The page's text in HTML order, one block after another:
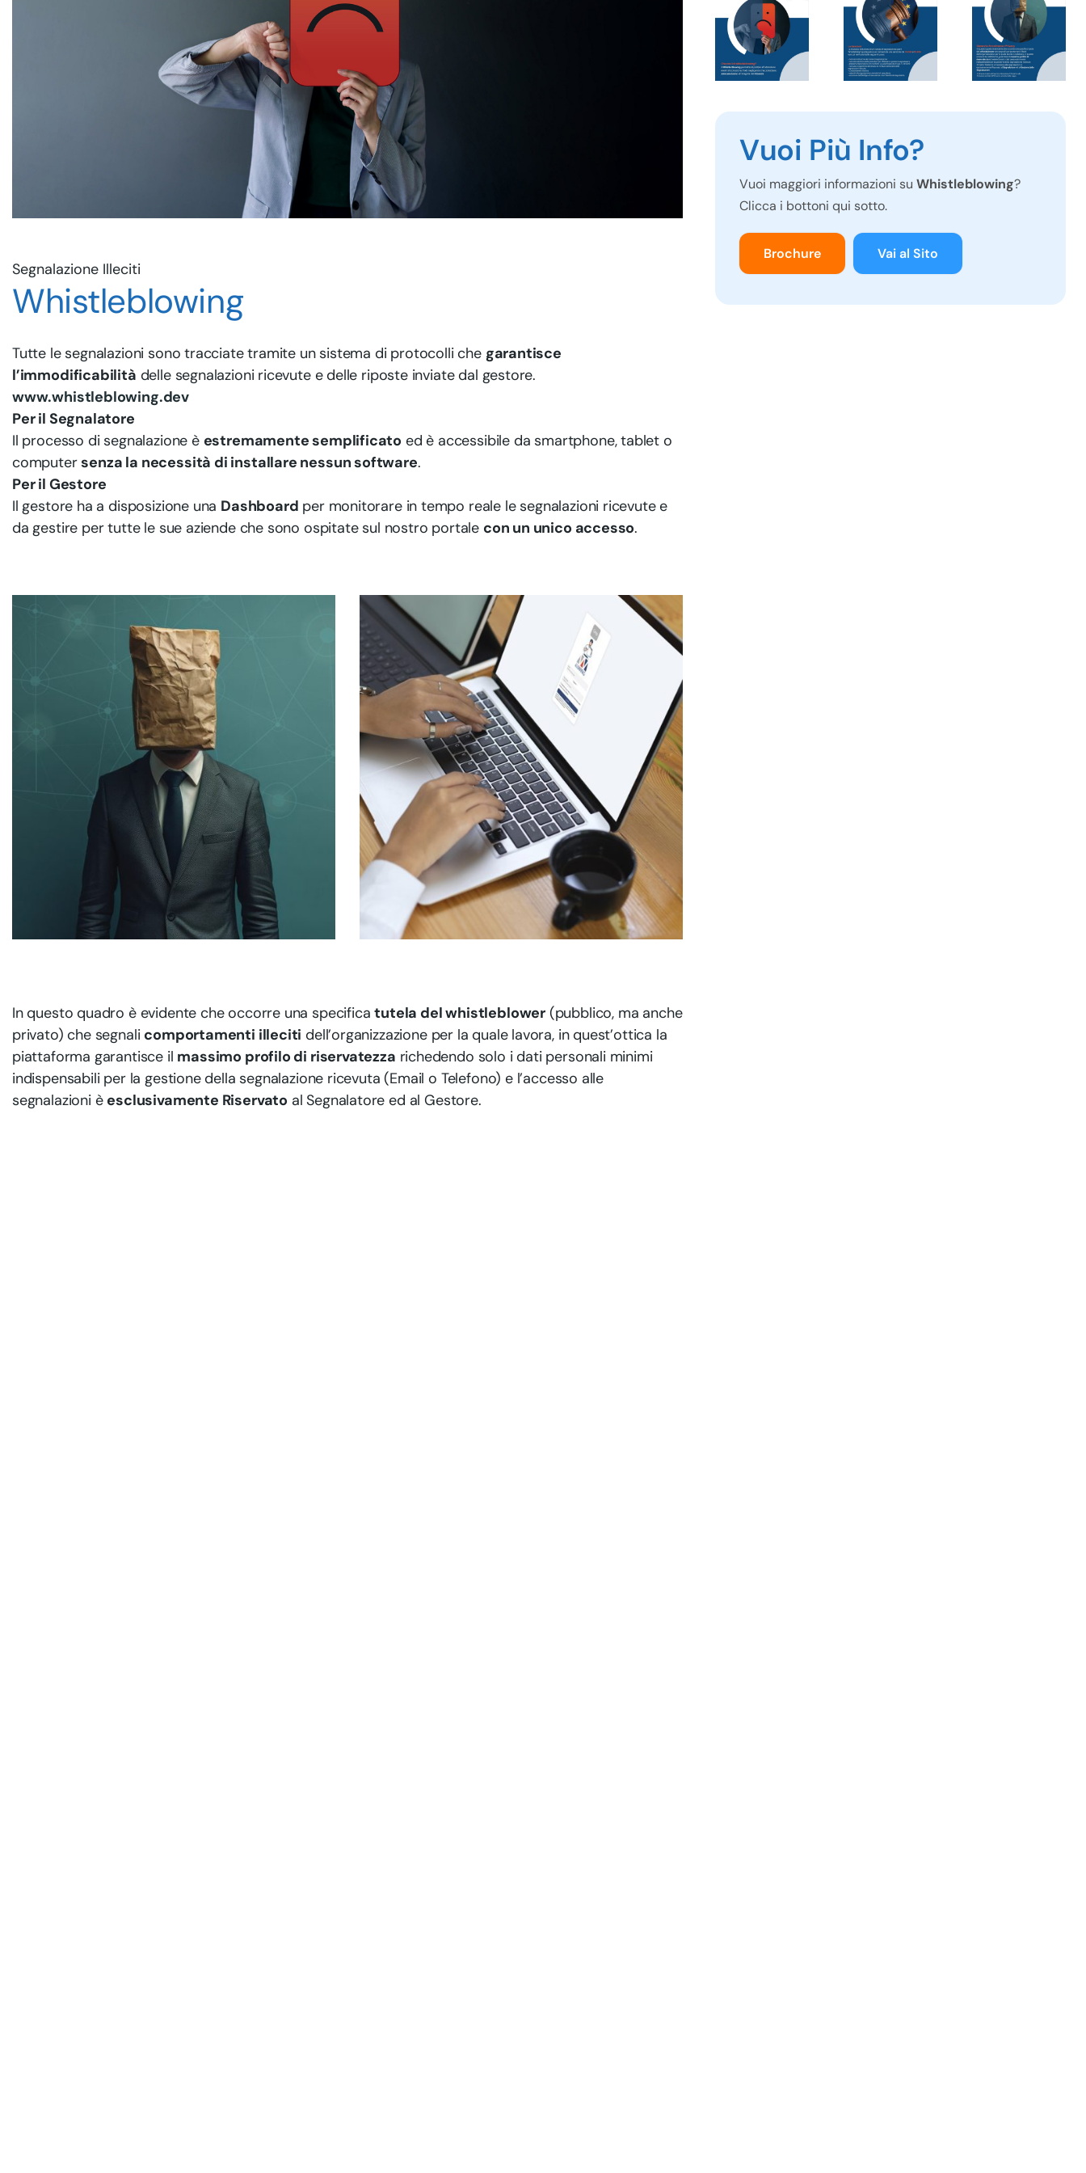
Segnalazione Illeciti
Whistleblowing
Tutte le segnalazioni sono tracciate tramite un sistema di protocolli che garantisce
l’immodificabilità delle segnalazioni ricevute e delle riposte inviate dal gestore.
www.whistleblowing.dev
Per il Segnalatore
Il processo di segnalazione è estremamente semplificato ed è accessibile da smartphone, tablet o
computersenza la necessità di installare nessun software.
Per il Gestore
Il gestore ha a disposizione una Dashboard per monitorare in tempo reale le segnalazioni ricevute e
da gestire per tutte le sue aziende che sono ospitate sul nostro portale con un unico accesso.
In questo quadro è evidente che occorre una specificatutela del whistleblower(pubblico, ma anche
privato) che segnali comportamenti illeciti dell’organizzazione per la quale lavora, in quest’ottica la
piattaforma garantisce il massimo profilo di riservatezza richedendo solo i dati personali minimi
indispensabili per la gestione della segnalazione ricevuta (Email o Telefono) e l’accesso alle
segnalazioni è esclusivamente Riservato al Segnalatore ed al Gestore.
Vuoi Più Info?
Vuoi maggiori informazioni suWhistleblowing?
Clicca i bottoni qui sotto.
Brochure Vai al Sito